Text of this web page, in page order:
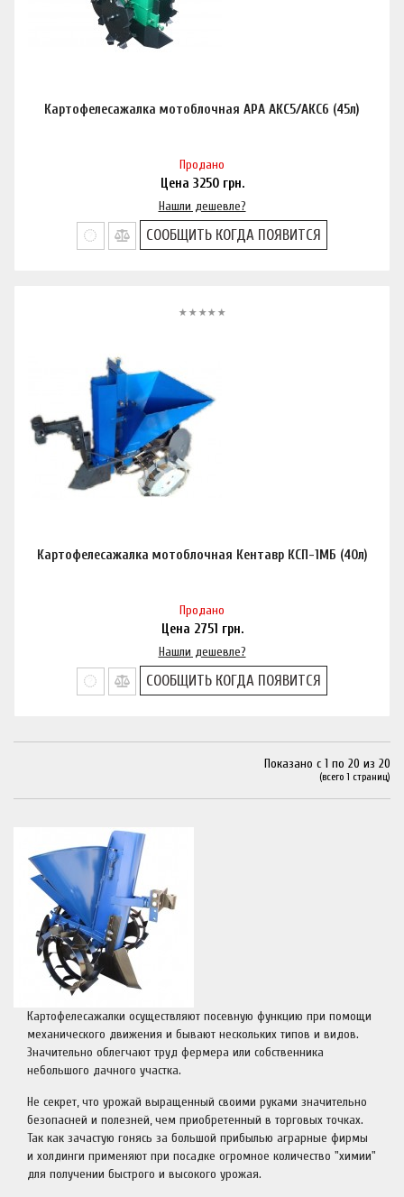
Картофелесажалка мотоблочная АРА АКС5/АКС6 (45л)
Продано
Цена 3250грн.
Нашли дешевле?
СООБЩИТЬ КОГДА ПОЯВИТСЯ
Картофелесажалка мотоблочная Кентавр КСП-1МБ (40л)
Продано
Цена 2751 грн.
Нашли дешевле?
СООБЩИТЬ КОГДА ПОЯВИТСЯ
Показано с 1 по 20 из 20
(всего 1 страниц)
Картофелесажалки осуществляют посевную функцию при помощи
механического движения и бывают нескольких типов и видов.
Значительно облегчают труд фермера или собственника
небольшого дачного участка.
Не секрет, что урожай выращенный своими руками значительно
безопасней и полезней, чем приобретенный в торговых точках.
Так как зачастую гонясь за большой прибылью аграрные фирмы
и холдинги применяют при посадке огромное количество "химии"
для получении быстрого и высокого урожая.